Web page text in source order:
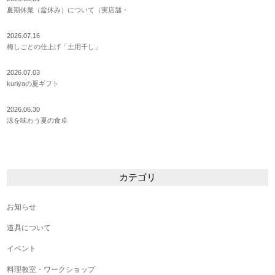
夏期休業（盆休み）について（実店舗・
2026.07.16
梅しごとの仕上げ「土用干し」
2026.07.03
kuriyaの夏ギフト
2026.06.30
涼を味わう夏の食卓
カテゴリ
お知らせ
道具について
イベント
料理教室・ワークショップ